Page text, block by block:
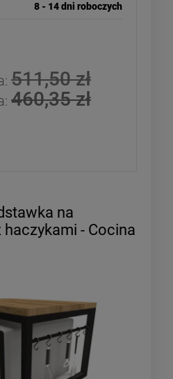
8 - 14 dni roboczych
511,50 zł
460,35 zł
na
- Cocina